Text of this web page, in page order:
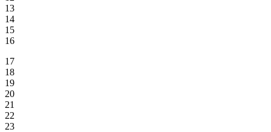
13
14
15
16
17
18
19
20
21
22
23